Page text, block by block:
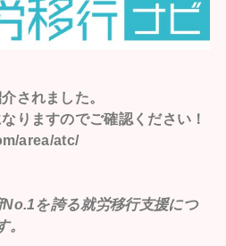
されました。
りますのでご確認ください！
area/atc/
を誇る就労移行支援につ